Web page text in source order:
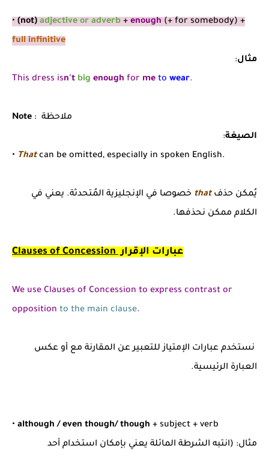
• (not) adjective or adverb + enough (+ for somebody) +
full infinitive
مثال:
This dress isn't big enough for me to wear.
Note
: ملاحظة
الصيغة:
• Thatcan be omitted, especially in spoken English.
يُمكن حذفthat خصوصا في الإنجليزية المُتحدثة. يعني في
الكلام ممكن نحذفها.
Clauses of Concession عبارات الإقرار
We use Clauses of Concession to express contrast or
opposition to the main clause.
نستخدم عبارات الإمتياز للتعبير عن المقارنة مع أو عكس
العبارة الرئيسية.
• although / even though/ though + subject + verb
مثال: (انتبه الشرطة المائلة يعني بإمكان استخدام أحد